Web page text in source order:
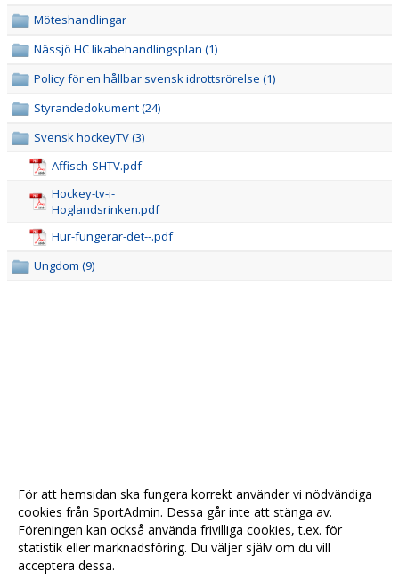
Möteshandlingar
Nässjö HC likabehandlingsplan (1)
Policy för en hållbar svensk idrottsrörelse (1)
Styrandedokument (24)
Svensk hockeyTV (3)
Affisch-SHTV.pdf
Hockey-tv-i-
Hoglandsrinken.pdf
Hur-fungerar-det--.pdf
Ungdom (9)
För att hemsidan ska fungera korrekt använder vi nödvändiga
cookies från SportAdmin. Dessa går inte att stänga av.
Föreningen kan också använda frivilliga cookies, t.ex. för
statistik eller marknadsföring. Du väljer själv om du vill
acceptera dessa.